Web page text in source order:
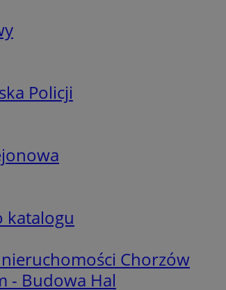
Policji
katalogu
Chorzów
- Budowa Hal